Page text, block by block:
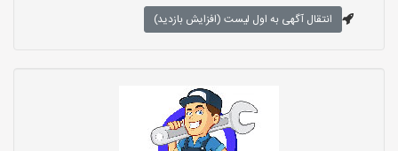
انتقال آگهی به اول لیست (افزایش بازدید)